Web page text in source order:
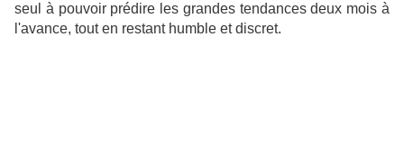
seul à pouvoir prédire les grandes tendances deux mois à
l'avance, tout en restant humble et discret.